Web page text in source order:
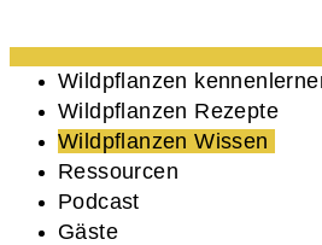
Wildpflanzen
Wildpflanzen Rezepte
Wildpflanzen Wissen ​
Ressourcen
Podcast
Gäste